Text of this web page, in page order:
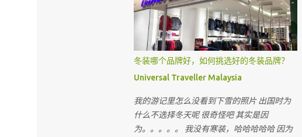
冬装哪个品牌好，如何挑选好的冬装品牌？
Universal Traveller Malaysia
我的游记里怎么没看到下雪的照片 出国时为
什么不选择冬天呢 很奇怪吧 其实是因
为。。。。。 我没有寒装，哈哈哈哈哈 因为